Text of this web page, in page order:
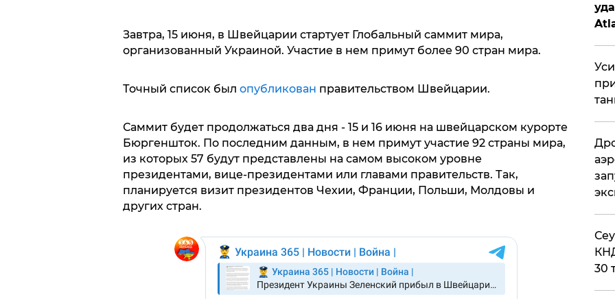
Завтра, 15 июня, в Швейцарии стартует Глобальный саммит мира,
организованный Украиной. Участие в нем примут более 90 стран мира.
Точный список был опубликован правительством Швейцарии.
Саммит будет продолжаться два дня - 15 и 16 июня на швейцарском курорте
Бюргеншток. По последним данным, в нем примут участие 92 страны мира,
из которых 57 будут представлены на самом высоком уровне
президентами, вице-президентами или главами правительств. Так,
планируется визит президентов Чехии, Франции, Польши, Молдовы и
других стран.
30